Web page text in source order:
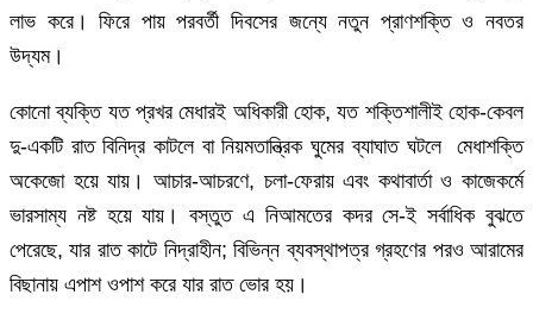
লাভ করে। ফিরে পায় পরবর্তী দিবসের জন্যে নতুন প্রাণশক্তি ও নবতর
উদ্যম।
কোনো ব্যক্তি যত প্রখর মেধারই অধিকারী হোক, যত শক্তিশালীই হোক-কেবল
দু-একটি রাত বিনিদ্র কাটলে বা নিয়মতান্ত্রিক ঘুমের ব্যাঘাত ঘটলে মেধাশক্তি
অকেজো হয়ে যায়। আচার-আচরণে, চলা-ফেরায় এবং কথাবার্তা ও কাজেকর্মে
ভারসাম্য নষ্ট হয়ে যায়। বস্তুত এ নিআমতের কদর সে-ই সর্বাধিক বুঝতে
পেরেছে, যার রাত কাটে নিদ্রাহীন; বিভিন্ন ব্যবস্থাপত্র গ্রহণের পরও আরামের
বিছানায় এপাশ ওপাশ করে যার রাত ভোর হয়।